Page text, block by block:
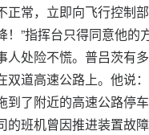
正常，立即向飞行控制
！”指挥台只得同意他的
人处险不慌。普吕茨有
双道高速公路上。他说
到了附近的高速公路停
的班机曾因推进装置故